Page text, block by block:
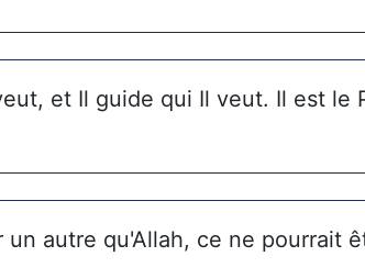
et Il guide qui Il veut. Il est le
un autre qu'Allah, ce ne pourrait